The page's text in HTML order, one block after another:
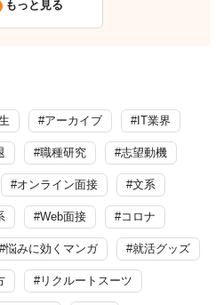
もっと見る
#アーカイブ #IT業界
#職種研究 #志望動機
#オンライン面接 #文系
#Web面接 #コロナ
#悩みに効くマンガ #就活グッズ
#リクルートスーツ